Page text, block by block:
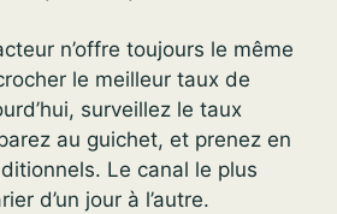
n’offre toujours le même
le meilleur taux de
surveillez le taux
au guichet, et prenez en
Le canal le plus
d’un jour à l’autre.